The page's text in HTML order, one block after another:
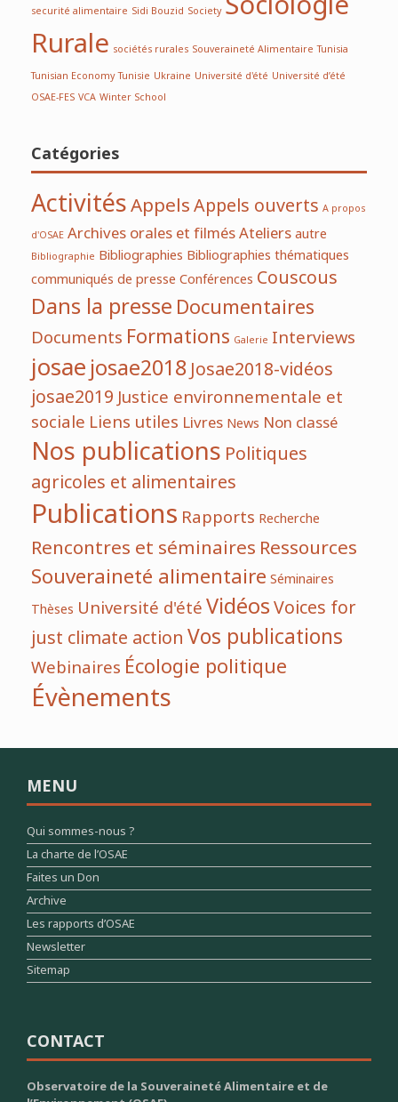
securité alimentaire Sidi Bouzid Society
Rurale sociétés rurales Souveraineté Alimentaire Tunisia
Tunisian EconomyTunisie Ukraine Université d'été Université d’été
OSAE-FESVCAWinter School
Catégories
ActivitésAppelsAppels ouverts A propos
d'OSAEArchives orales et filmésAteliersautre
Bibliographie BibliographiesBibliographies thématiques
communiqués de presseConférencesCouscous
Dans la presseDocumentaires
DocumentsFormations Galerie Interviews
josaejosae2018Josae2018-vidéos
josae2019Justice environnementale et
socialeLiens utiles LivresNews Non classé
Nos publicationsPolitiques
agricoles et alimentaires
PublicationsRapportsRecherche
Rencontres et séminairesRessources
Souveraineté alimentaireSéminaires
Thèses Université d'étéVidéosVoices for
just climate actionVos publications
WebinairesÉcologie politique
Évènements
MENU
Qui sommes-nous ?
La charte de l’OSAE
Faites un Don
Archive
Les rapports d’OSAE
Newsletter
Sitemap
CONTACT
Observatoire de la Souveraineté Alimentaire et de